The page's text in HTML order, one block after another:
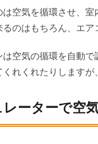
は空気を循環させ、
のはもちろん、エア
空気の循環を自動
れくれたりしますが
ーターで空